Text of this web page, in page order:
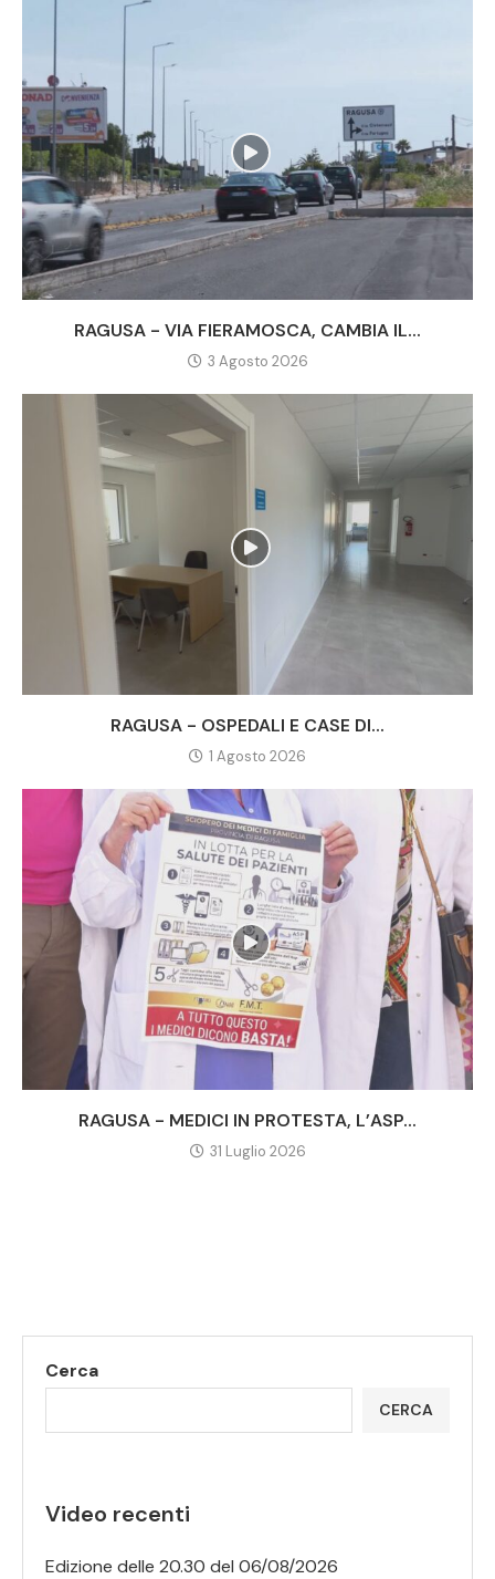
RAGUSA - VIA FIERAMOSCA, CAMBIA IL...
3 Agosto 2026
RAGUSA - OSPEDALI E CASE DI...
1 Agosto 2026
RAGUSA - MEDICI IN PROTESTA, L’ASP...
31 Luglio 2026
Cerca
CERCA
Video recenti
Edizione delle 20.30 del 06/08/2026